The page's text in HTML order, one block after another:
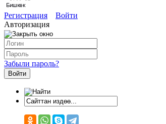
Регистрация
Войти
Авторизация
Забыли пароль?